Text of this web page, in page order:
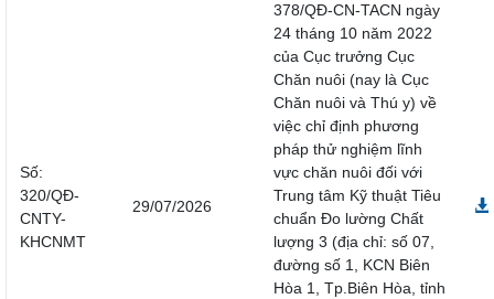
Số:
320/QĐ-
CNTY-
KHCNMT
29/07/2026
378/QĐ-CN-TACN ngày
24 tháng 10 năm 2022
của Cục trưởng Cục
Chăn nuôi (nay là Cục
Chăn nuôi và Thú y) về
việc chỉ định phương
pháp thử nghiệm lĩnh
vực chăn nuôi đối với
Trung tâm Kỹ thuật Tiêu
chuẩn Đo lường Chất
lượng 3 (địa chỉ: số 07,
đường số 1, KCN Biên
Hòa 1, Tp.Biên Hòa, tỉnh